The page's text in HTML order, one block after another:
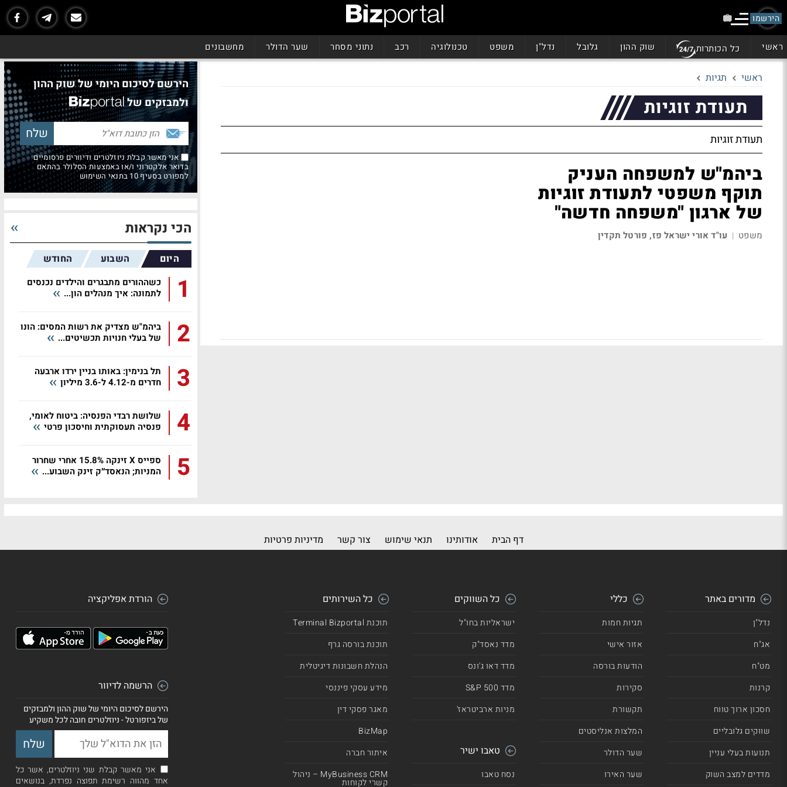
הירשמו
ראשי כל הכותרות שוק ההון גלובל נדל"ן משפט טכנולוגיה רכב נתוני מסחר שער הדולר מחשבונים
ראשי תגיות
תעודת זוגיות
תעודת זוגיות
ביהמ"ש למשפחה העניק
תוקף משפטי לתעודת זוגיות
של ארגון "משפחה חדשה"
משפט | עו"ד אורי ישראל פז, פורטל תקדין
הירשם לסיכום היומי של שוק ההון
ולמבזקים של
אני מאשר קבלת ניוזלטרים ודיוורים פרסומיים
בדואר אלקטרוני ו/או באמצעות הסלולר בהתאם
למפורט בסעיף 10 בתנאי השימוש
הכי נקראות
היום השבוע החודש
1
כשההורים מתבגרים והילדים נכנסים
לתמונה: איך מנהלים הון...
2
ביהמ"ש מצדיק את רשות המסים: הונו
של בעלי חנויות תכשיטים...
3
תל בנימין: באותו בניין ירדו ארבעה
חדרים מ-4.12 ל-3.6 מיליון
4
שלושת רבדי הפנסיה: ביטוח לאומי,
פנסיה תעסוקתית וחיסכון פרטי
5
ספייס X זינקה 15.8% אחרי שחרור
המניות; הנאסד״ק זינק השבוע...
דף הבית אודותינו תנאי שימוש צור קשר מדיניות פרטיות
מדורים באתר
נדל"ן
אג"ח
מט"ח
קרנות
חסכון ארוך טווח
שווקים גלובליים
תנועות בעלי עניין
מדדים למצב השוק
כללי
תגיות חמות
אזור אישי
הודעות בורסה
סקירות
תקשורת
המלצות אנליסטים
שער הדולר
שער האירו
כל השווקים
ישראליות בחו"ל
מדד נאסד"ק
מדד דאו ג'ונס
מדד 500 S&P
מניות ארביטראז'
טאבו ישיר
נסח טאבו
כל השירותים
תוכנת Terminal Bizportal
תוכנת בורסה גרף
הנהלת חשבונות דיגיטלית
מידע עסקי פיננסי
מאגר פסקי דין
BizMap
איתור חברה
MyBusiness CRM – ניהול
קשרי לקוחות
הורדת אפליקציה
הרשמה לדיוור
הירשם לסיכום היומי של שוק ההון ולמבזקים
של ביזפורטל - ניוזלטרים חובה לכל משקיע
אני מאשר קבלת שני ניוזלטרים, אשר כל
אחד מהווה רשימת תפוצה נפרדת, בנושאים